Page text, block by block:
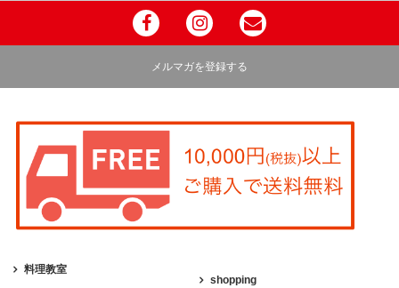
メルマガを登録する
料理教室
shopping